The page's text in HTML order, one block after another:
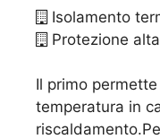
Isolamento
Protezione alta
Il primo
temperatura in